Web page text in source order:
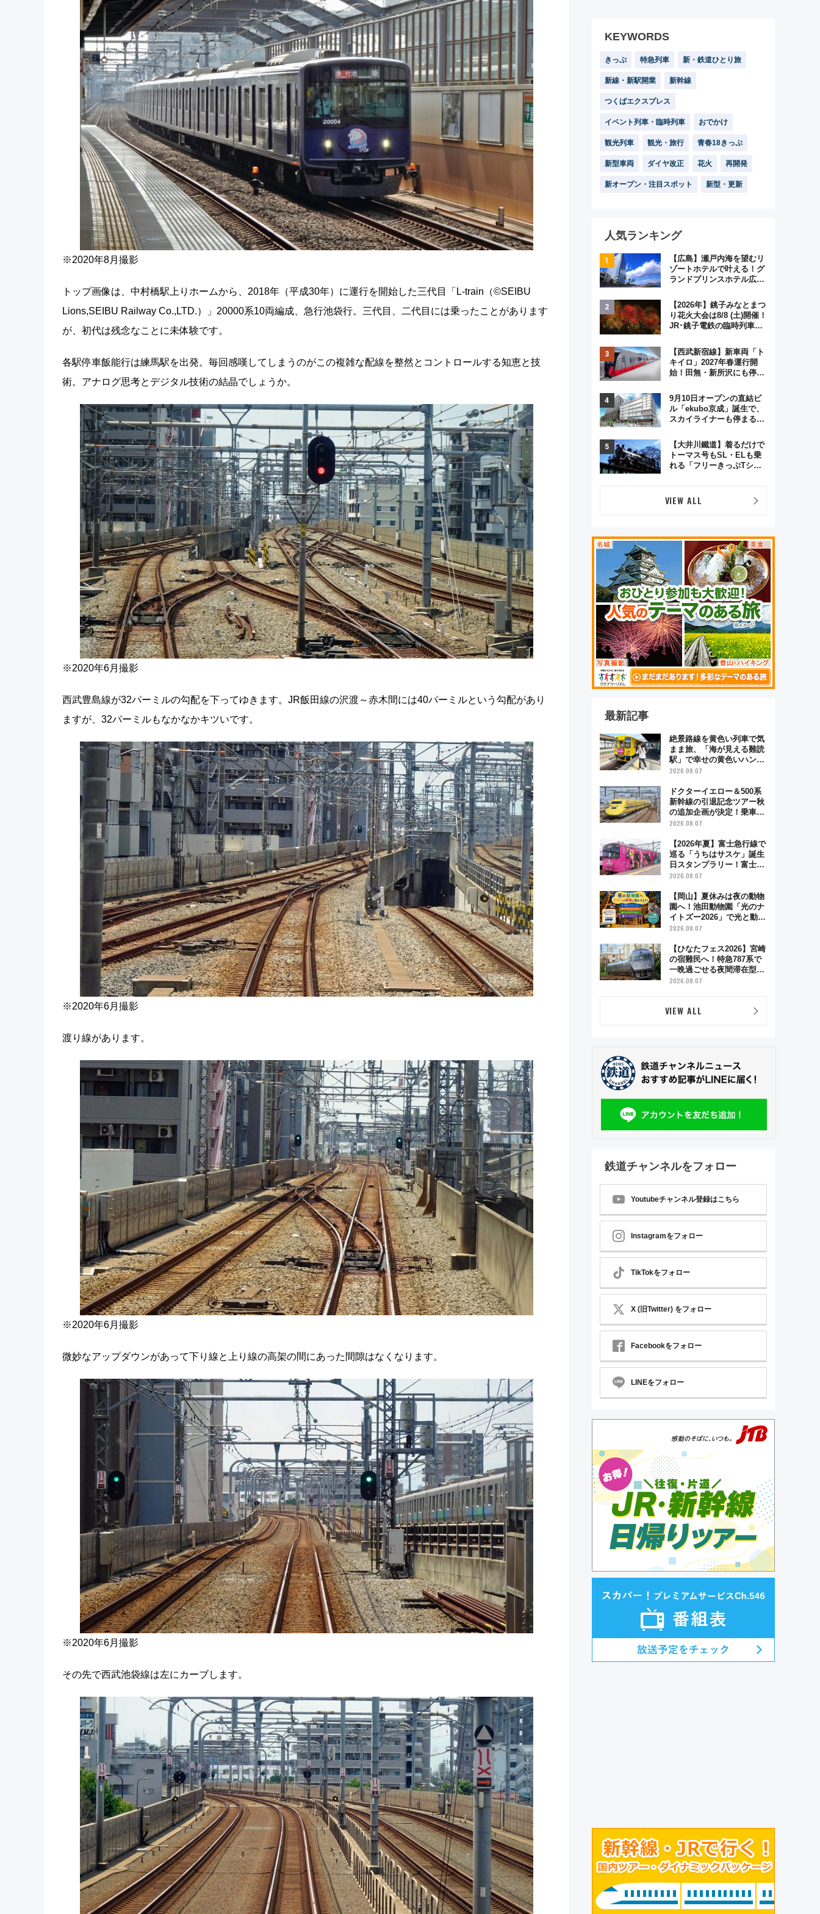
※2020年8月撮影
トップ画像は、中村橋駅上りホームから、2018年（平成30年）に運行を開始した三代目「L-train（©SEIBU
Lions,SEIBU Railway Co.,LTD.）」20000系10両編成、急行池袋行。三代目、二代目には乗ったことがあります
が、初代は残念なことに未体験です。
各駅停車飯能行は練馬駅を出発。毎回感嘆してしまうのがこの複雑な配線を整然とコントロールする知恵と技
術。アナログ思考とデジタル技術の結晶でしょうか。
※2020年6月撮影
西武豊島線が32パーミルの勾配を下ってゆきます。JR飯田線の沢渡～赤木間には40パーミルという勾配があり
ますが、32パーミルもなかなかキツいです。
※2020年6月撮影
渡り線があります。
※2020年6月撮影
微妙なアップダウンがあって下り線と上り線の高架の間にあった間隙はなくなります。
※2020年6月撮影
その先で西武池袋線は左にカーブします。
KEYWORDS
きっぷ 特急列車 新・鉄道ひとり旅
新線・新駅開業 新幹線
つくばエクスプレス
イベント列車・臨時列車 おでかけ
観光列車 観光・旅行 青春18きっぷ
新型車両 ダイヤ改正 花火 再開発
新オープン・注目スポット 新型・更新
人気ランキング
【広島】瀬戸内海を望むリ
ゾートホテルで叶える！グ
ランドプリンスホテル広島
ジュアルパーティープラン
【2026年】銚子みなとまつ
り花火大会は8/8 (土)開催！
JR･銚子電鉄の臨時列車や
く8,000発の大迫力＆屋台
を満喫
【西武新宿線】新車両「ト
キイロ」2027年春運行開
始！田無・新所沢にも停
弾」も
9月10日オープンの直結ビ
ル「ekubo京成」誕生で、
スカイライナーも停まる巨
変わる？ 全テナント情報も
公開！
【大井川鐵道】着るだけで
トーマス号もSL・ELも乗
れる「フリーきっぷTシャ
VIEW ALL
最新記事
絶景路線を黄色い列車で気
まま旅、「海が見える難読
駅」で幸せの黄色いハンカ
チに願いを 「新・鉄道ひ
「島原鉄道」
2026.08.07
ドクターイエロー＆500系
新幹線の引退記念ツアー秋
の追加企画が決定！乗車体
験やグッズ・ホテル情報ま
2026.08.07
【2026年夏】富士急行線で
巡る「うちはサスケ」誕生
日スタンプラリー！富士急
ハイランド限定グルメ＆グ
2026.08.07
【岡山】夏休みは夜の動物
園へ！池田動物園「光のナ
イトズー2026」で光と動物
が彩る特別な夜
2026.08.07
【ひなたフェス2026】宮崎
の宿難民へ！特急787系で
一晩過ごせる夜間滞在型イ
ベント「スワローおひさ
2026.08.07
VIEW ALL
鉄道チャンネルをフォロー
Youtubeチャンネル登録はこちら
Instagramをフォロー
TikTokをフォロー
X (旧Twitter) をフォロー
Facebookをフォロー
LINEをフォロー